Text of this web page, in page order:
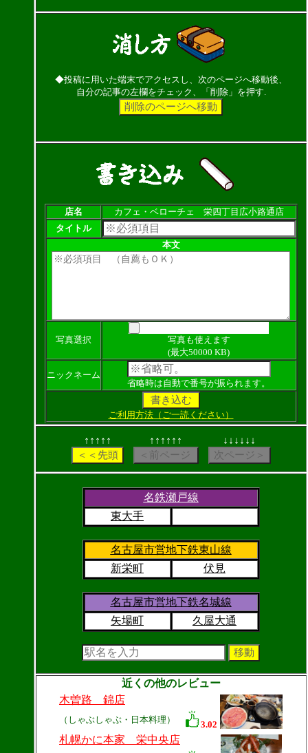
◆投稿に用いた端末でアクセスし、次のページへ移動後、
自分の記事の左欄をチェック、「削除」を押す.
店名
カフェ・ベローチェ 栄四丁目広小路通店
タイトル
本文
写真選択
写真も使えます
(最大50000 KB)
ニックネーム
省略時は自動で番号が振られます。
ご利用方法（ご一読ください）
↑↑↑↑↑ ↑↑↑↑↑↑ ↓↓↓↓↓↓
名鉄瀬戸線
東大手
名古屋市営地下鉄東山線
新栄町
伏見
名古屋市営地下鉄名城線
矢場町
久屋大通
近くの他のレビュー
木曽路 錦店
（しゃぶしゃぶ・日本料理） 3.02
札幌かに本家 栄中央店